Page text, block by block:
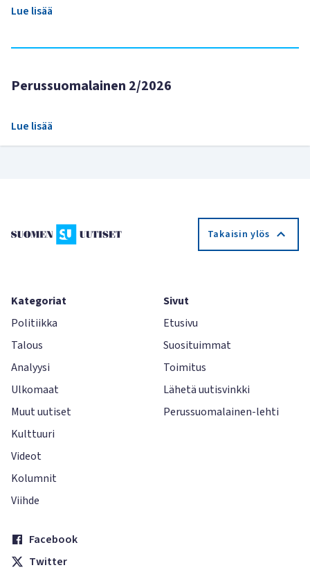
Lue lisää
Perussuomalainen 2/2026
Lue lisää
Takaisin ylös
Kategoriat
Politiikka
Talous
Analyysi
Ulkomaat
Muut uutiset
Kulttuuri
Videot
Kolumnit
Viihde
Sivut
Etusivu
Suosituimmat
Toimitus
Lähetä uutisvinkki
Perussuomalainen-lehti
Facebook
Twitter